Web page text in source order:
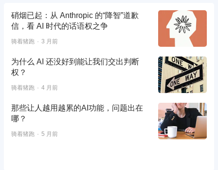
硝烟已起：从 Anthropic 的“降智”道歉
信，看 AI 时代的话语权之争
骑着猪跑 3 月前
为什么 AI 还没好到能让我们交出判断
权？
骑着猪跑 4 月前
那些让人越用越累的AI功能，问题出在
哪？
骑着猪跑 5 月前